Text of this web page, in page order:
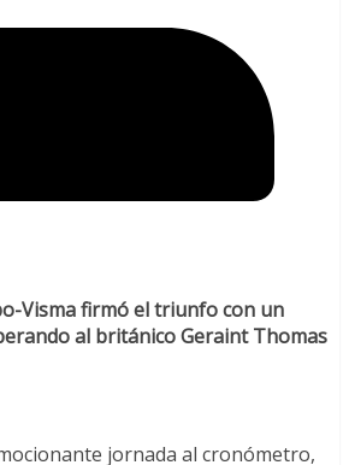
Visma firmó el triunfo con un
al británico Geraint Thomas
jornada al cronómetro,